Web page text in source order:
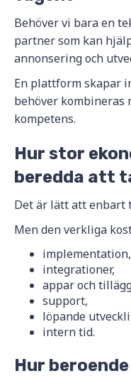
Behöver vi bara en
partner som kan
annonsering och
En plattform skapar
behöver kombineras
kompetens.
Hur stor
beredda att
Det är lätt att enbart
Men den verkliga
implementation,
integrationer,
appar och
support,
löpande
intern tid.
Hur